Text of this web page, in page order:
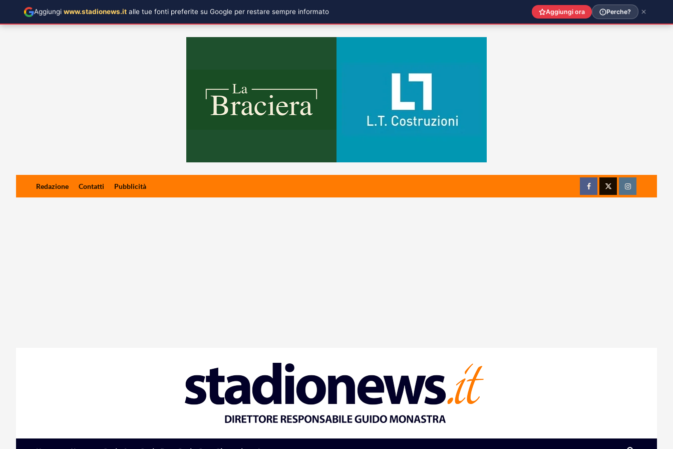
Redazione Contatti Pubblicità
FacebookTwitterInstagram
Aggiungi www.stadionews.it alle tue fonti preferite su Google per restare sempre informato Aggiungi ora Perche?